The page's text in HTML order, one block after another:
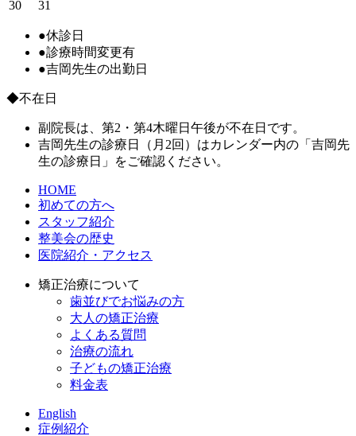
30
31
●休診日
●診療時間変更有
●吉岡先生の出勤日
◆不在日
副院長は、第2・第4木曜日午後が不在日です。
吉岡先生の診療日（月2回）はカレンダー内の「吉岡先
生の診療日」をご確認ください。
HOME
初めての方へ
スタッフ紹介
整美会の歴史
医院紹介・アクセス
矯正治療について
歯並びでお悩みの方
大人の矯正治療
よくある質問
治療の流れ
子どもの矯正治療
料金表
English
症例紹介